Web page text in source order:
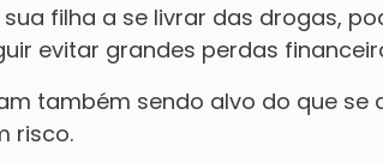
filha a se livrar das drogas,
evitar grandes perdas
também sendo alvo do que se
risco.